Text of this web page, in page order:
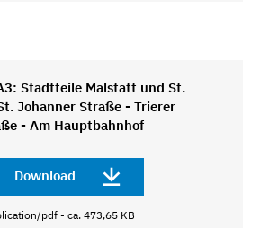
Stadtteile Malstatt und St.
Johanner Straße - Trierer
- Am Hauptbahnhof
Download
pdf - ca. 473,65 KB